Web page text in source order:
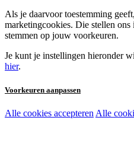
Als je daarvoor toestemming
marketingcookies. Die stellen ons
stemmen op jouw voorkeuren.
Je kunt je instellingen hieronder
hier.
Voorkeuren aanpassen
Noodzakelijke cookies:
Alle cookies accepteren Alle